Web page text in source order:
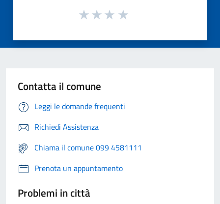
Contatta il comune
Leggi le domande frequenti
Richiedi Assistenza
Chiama il comune 099 4581111
Prenota un appuntamento
Problemi in città